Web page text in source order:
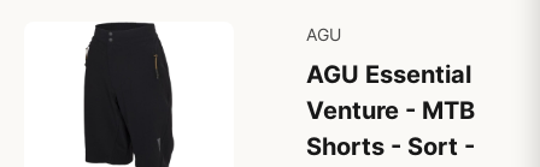
AGU
AGU Essential
Venture - MTB
Shorts - Sort -